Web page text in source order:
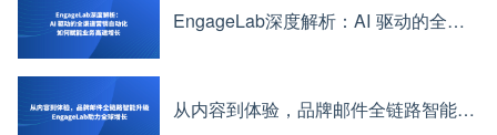
EngageLab深度解析：AI 驱动的全渠道营销自动化如何赋能业务高速增长
从内容到体验，品牌邮件全链路智能升级——EngageLab助力全球增长